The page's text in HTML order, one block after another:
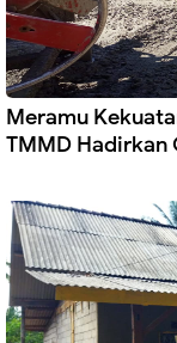
Meramu
TMMD Hadirkan